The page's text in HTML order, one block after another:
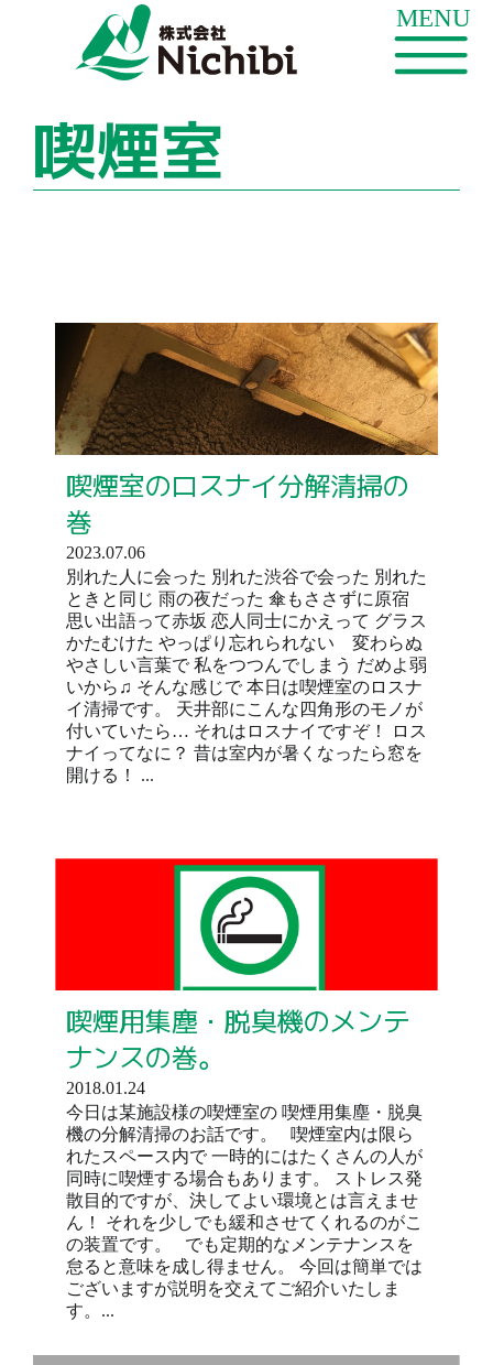
喫煙室
喫煙室のロスナイ分解清掃の
巻
2023.07.06
別れた人に会った 別れた渋谷で会った 別れた
ときと同じ 雨の夜だった 傘もささずに原宿
思い出語って赤坂 恋人同士にかえって グラス
かたむけた やっぱり忘れられない 変わらぬ
やさしい言葉で 私をつつんでしまう だめよ弱
いから♫ そんな感じで 本日は喫煙室のロスナ
イ清掃です。 天井部にこんな四角形のモノが
付いていたら… それはロスナイですぞ！ ロス
ナイってなに？ 昔は室内が暑くなったら窓を
開ける！ ...
喫煙用集塵・脱臭機のメンテ
ナンスの巻。
2018.01.24
今日は某施設様の喫煙室の 喫煙用集塵・脱臭
機の分解清掃のお話です。 喫煙室内は限ら
れたスペース内で 一時的にはたくさんの人が
同時に喫煙する場合もあります。 ストレス発
散目的ですが、決してよい環境とは言えませ
ん！ それを少しでも緩和させてくれるのがこ
の装置です。 でも定期的なメンテナンスを
怠ると意味を成し得ません。 今回は簡単では
ございますが説明を交えてご紹介いたしま
す。...